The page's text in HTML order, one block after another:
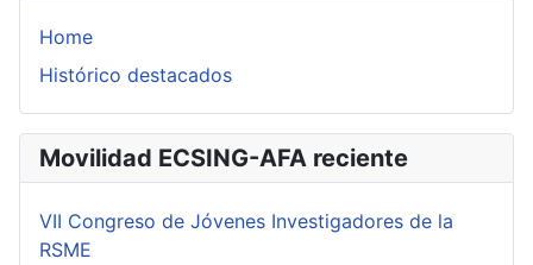
Home
Histórico destacados
Movilidad ECSING-AFA reciente
VII Congreso de Jóvenes Investigadores de la
RSME